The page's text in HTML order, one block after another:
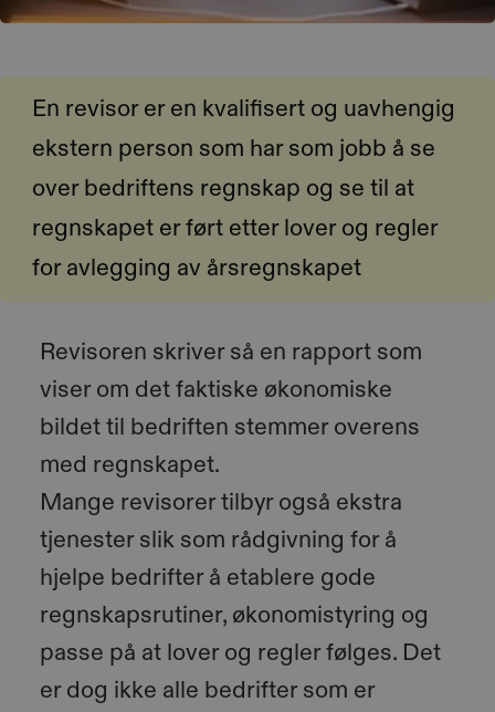
En revisor er en kvalifisert og uavhengig
ekstern person som har som jobb å se
over bedriftens regnskap og se til at
regnskapet er ført etter lover og regler
for avlegging av årsregnskapet
Revisoren skriver så en rapport som
viser om det faktiske økonomiske
bildet til bedriften stemmer overens
med regnskapet.
Mange revisorer tilbyr også ekstra
tjenester slik som rådgivning for å
hjelpe bedrifter å etablere gode
regnskapsrutiner, økonomistyring og
passe på at lover og regler følges. Det
er dog ikke alle bedrifter som er